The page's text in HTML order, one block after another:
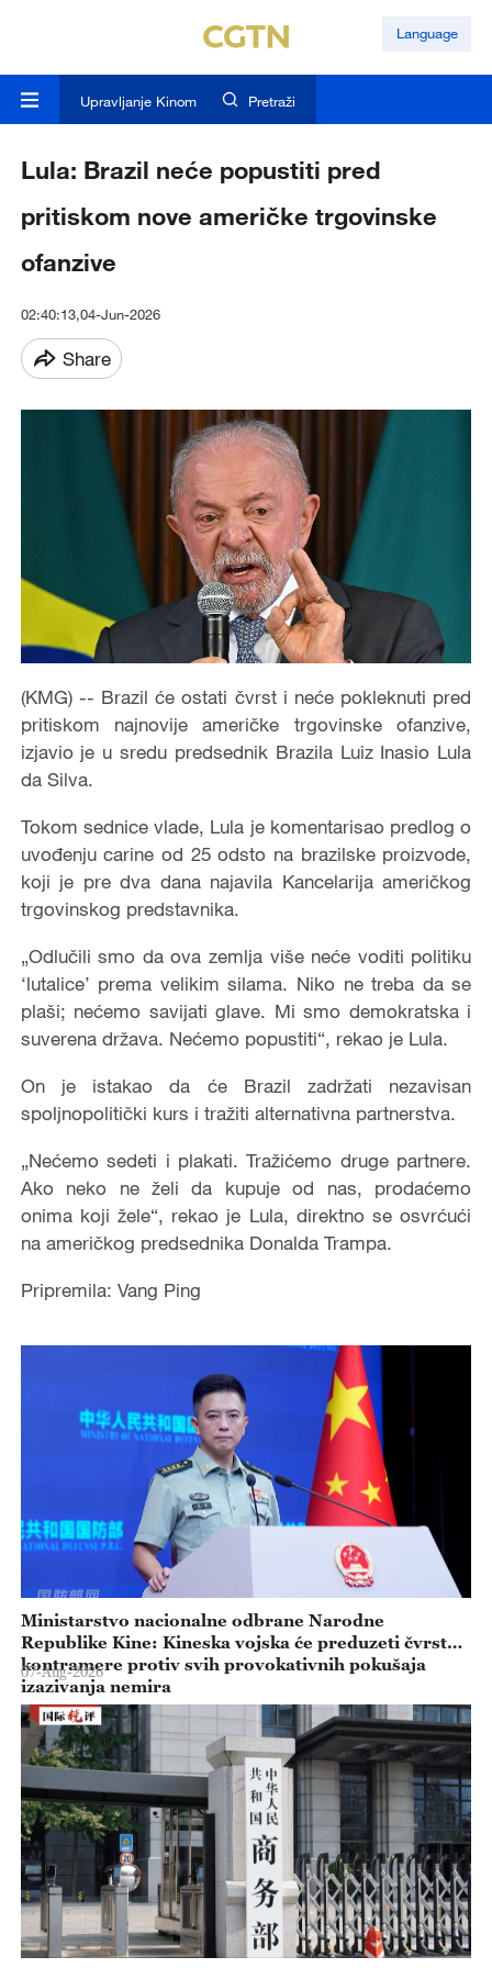
Language
Upravljanje Kinom Pretraži
Lula: Brazil neće popustiti pred
pritiskom nove američke trgovinske
ofanzive
02:40:13,04-Jun-2026
Share
(KMG) -- Brazil će ostati čvrst i neće pokleknuti pred
pritiskom najnovije američke trgovinske ofanzive,
izjavio je u sredu predsednik Brazila Luiz Inasio Lula
da Silva.
Tokom sednice vlade, Lula je komentarisao predlog o
uvođenju carine od 25 odsto na brazilske proizvode,
koji je pre dva dana najavila Kancelarija američkog
trgovinskog predstavnika.
„Odlučili smo da ova zemlja više neće voditi politiku
‘lutalice’ prema velikim silama. Niko ne treba da se
plaši; nećemo savijati glave. Mi smo demokratska i
suverena država. Nećemo popustiti“, rekao je Lula.
On je istakao da će Brazil zadržati nezavisan
spoljnopolitički kurs i tražiti alternativna partnerstva.
„Nećemo sedeti i plakati. Tražićemo druge partnere.
Ako neko ne želi da kupuje od nas, prodaćemo
onima koji žele“, rekao je Lula, direktno se osvrćući
na američkog predsednika Donalda Trampa.
Pripremila: Vang Ping
Ministarstvo nacionalne odbrane Narodne
Republike Kine: Kineska vojska će preduzeti čvrste
kontramere protiv svih provokativnih pokušaja
izazivanja nemira
07-Aug-2026